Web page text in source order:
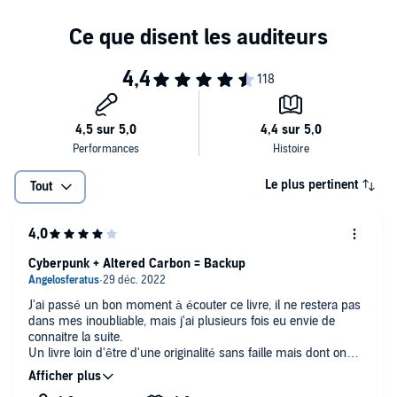
possible dans les années 2050.
Tout Le plus pertinent
J'ai passé un bon moment à écouter ce livre, il ne restera pas
dans mes inoubliable, mais j'ai plusieurs fois eu envie de
connaitre la suite.
Un livre loin d'être d'une originalité sans faille mais dont on
passe un bon moment.
Je ne suis pas une pointure sur l'univers de cyberpunk mais
Cyberpunk + Altered Carbon = Backup